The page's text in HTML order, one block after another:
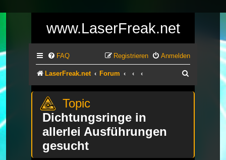
www.LaserFreak.net
FAQ Anmelden
Registrieren
LaserFreak.net Forum
Dichtungsringe in
allerlei Ausführungen
gesucht